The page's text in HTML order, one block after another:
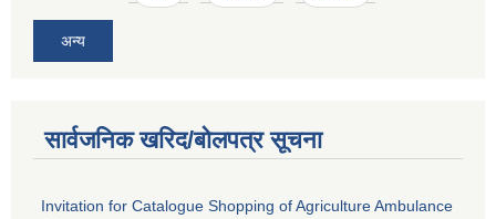
अन्य
सार्वजनिक खरिद/बोलपत्र सूचना
Invitation for Catalogue Shopping of Agriculture Ambulance